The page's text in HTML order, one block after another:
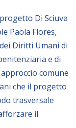
Di Sciuva
Paola Flores,
Diritti Umani di
e di
comune
che il progetto
trasversale
il